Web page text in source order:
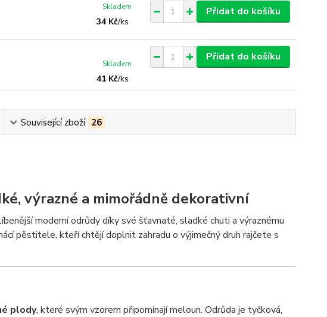
34 Kč/ks
Skladem Přidat do košíku
41 Kč/ks
Skladem
Přidat do košíku
Související zboží 26
výrazné a mimořádně dekorativní
moderní odrůdy díky své šťavnaté, sladké chuti a výraznému
pěstitele, kteří chtějí doplnit zahradu o výjimečný druh rajčete s
plody, které svým vzorem připomínají meloun. Odrůda je tyčková,